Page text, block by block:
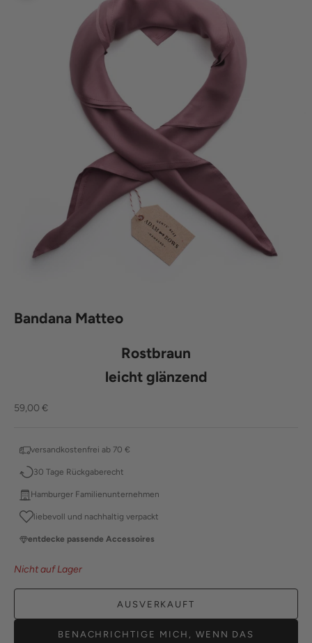
Bandana Matteo
Rostbraun
leicht glänzend
Angebot
59,00 €
versandkostenfrei ab 70 €
30 Tage Rückgaberecht
Hamburger Familienunternehmen
liebevoll und nachhaltig verpackt
entdecke passende Accessoires
Nicht auf Lager
AUSVERKAUFT
BENACHRICHTIGE MICH, WENN DAS